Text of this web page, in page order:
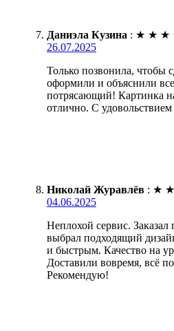
Даниэла Кузина : ★ ★ ★
26.07.2025
Только позвонила, чтобы
оформили и объяснили все
потрясающий! Картинка
отлично. С удовольствием
Николай Журавлёв : ★ ★
04.06.2025
Неплохой сервис. Заказал
выбрал подходящий
и быстрым. Качество на
Доставили вовремя, всё
Рекомендую!